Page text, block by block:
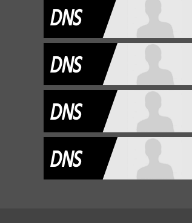
DNS
DNS
DNS
DNS